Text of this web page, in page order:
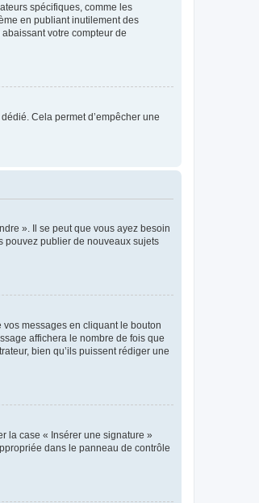
spécifiques, comme les
en publiant inutilement des
votre compteur de
Cela permet d’empêcher une
». Il se peut que vous ayez besoin
pouvez publier de nouveaux sujets
messages en cliquant le bouton
affichera le nombre de fois que
bien qu’ils puissent rédiger une
la case « Insérer une signature »
dans le panneau de contrôle